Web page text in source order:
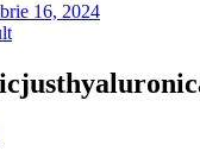
16, 2024